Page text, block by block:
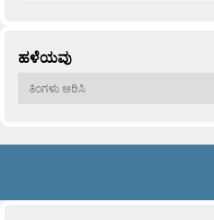
ಹಳೆಯವು
ಹಳೆಯವು